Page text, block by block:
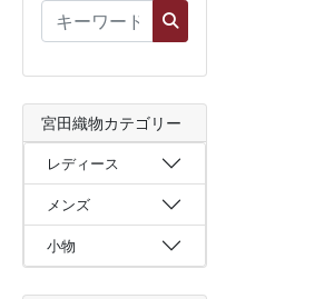
宮田織物カテゴリー
レディース
メンズ
小物